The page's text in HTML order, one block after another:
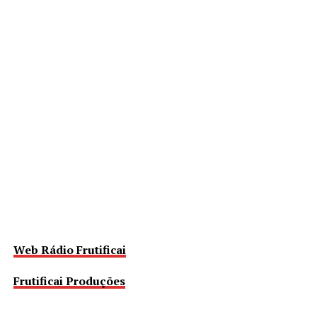
Web Rádio Frutificai
Frutificai Produções